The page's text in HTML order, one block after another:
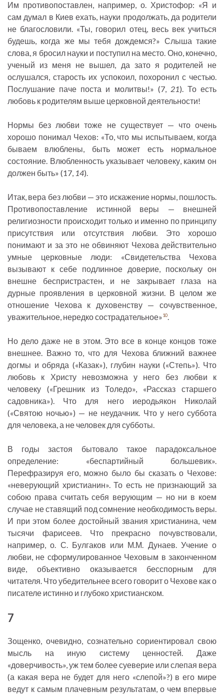
Им противопоставлен, например, о. Христофор: «Я и
сам думал в Киев ехать, науки продолжать, да родители
не благословили. «Ты, говорил отец, весь век учиться
будешь, когда же мы тебя дождемся?» Слыша такие
слова, я бросил науки и поступил на место. Оно, конечно,
ученый из меня не вышел, да зато я родителей не
ослушался, старость их успокоил, похоронил с честью.
Послушание паче поста и молитвы!» (7, 21). То есть
любовь к родителям выше церковной деятельности!
Нормы без любви тоже не существует — что очень
хорошо понимал Чехов: «То, что мы испытываем, когда
бываем влюблены, быть может есть нормальное
состояние. Влюбленность указывает человеку, каким он
должен быть» (17, 14).
Итак, вера без любви — это искажение нормы, пошлость.
Противопоставление истинной веры — внешней
религиозности происходит только и именно по принципу
присутствия или отсутствия любви. Это хорошо
понимают и за это не обвиняют Чехова действительно
умные церковные люди: «Свидетельства Чехова
вызывают к себе подлинное доверие, поскольку он
внешне беспристрастен, и не закрывает глаза на
дурные проявления в церковной жизни. В целом же
отношение Чехова к духовенству — сочувственное,
уважительное, нередко сострадательное»10
Но дело даже не в этом. Это все в конце концов тоже
внешнее. Важно то, что для Чехова ближний важнее
догмы и обряда («Казак»), глубин науки («Степь»). Что
любовь к Христу невозможна у него без любви к
человеку («Грешник из Толедо», «Рассказ старшего
садовника»). Что для него иеродьякон Николай
(«Святою ночью») — не неудачник. Что у него суббота
для человека, а не человек для субботы.
В годы застоя бытовало такое парадоксальное
определение: «беспартийный большевик».
Перефразируя его, можно было бы сказать о Чехове:
«неверующий христианин». То есть не признающий за
собою права считать себя верующим — но ни в коем
случае не ставящий под сомнение необходимость веры.
И при этом более достойный звания христианина, чем
тысячи фарисеев. Что прекрасно почувствовали,
например, о. С. Булгаков или М.М. Дунаев. Учение о
любви, не сформулированное Чеховым в законченном
виде, объективно оказывается бесспорным для
читателя. Что убедительнее всего говорит о Чехове как о
писателе истинно и глубоко христианском.
7
Зощенко, очевидно, сознательно сориентировал свою
мысль на иную систему ценностей. Даже
«доверчивость», уж тем более суеверие или слепая вера
(а какая вера не будет для него «слепой»?) в его мире
ведут к самым плачевным результатам, о чем впервые